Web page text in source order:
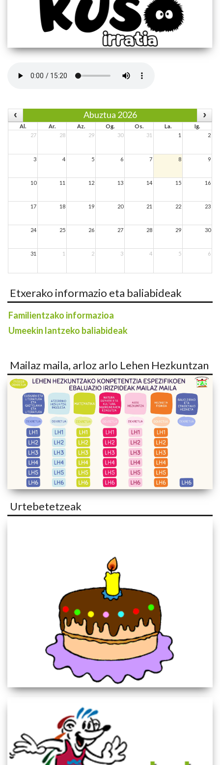
Abuztua 2026
Al. Ar. Az. Og. Os. La.
Ig.
27
28 29 30 31 1 2
3 4 5 6 7 8 9
10 11 12 13 14 15 16
17 18 19 20 21 22 23
24 25 26 27 28 29 30
31 1 2 3 4 5 6
Etxerako informazio eta baliabideak
Familientzako informazioa
Umeekin lantzeko baliabideak
Mailaz maila, arloz arlo Lehen Hezkuntzan
Urtebetetzeak